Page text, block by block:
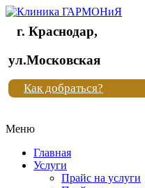
Клиника
"Новая
жизнь"
Клиника
жизнь"
г. Краснодар,
ул.Московская
Как добраться?
Меню
Главная
Услуги
Прайс на услуги